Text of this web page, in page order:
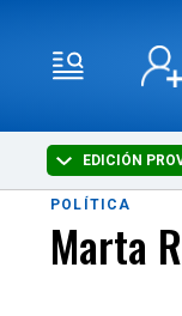
EDICIÓN
POLÍTICA
Marta